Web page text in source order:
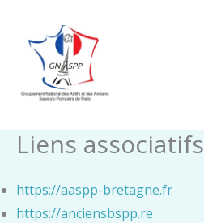
contenu
Liens associatifs
https://aaspp-bretagne.fr
https://anciensbspp.re